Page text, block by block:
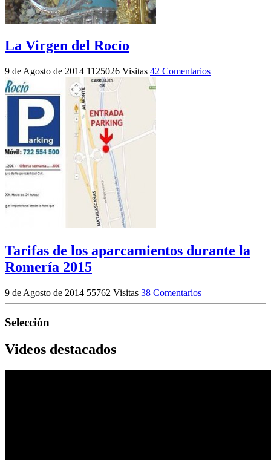
La Virgen del Rocío
9 de Agosto de 2014 1125026 Visitas 42 Comentarios
Tarifas de los aparcamientos durante la
Romería 2015
9 de Agosto de 2014 55762 Visitas 38 Comentarios
Selección
Videos destacados